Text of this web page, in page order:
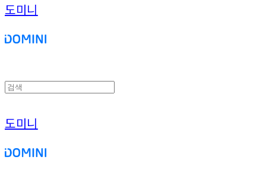
도미니
도미니